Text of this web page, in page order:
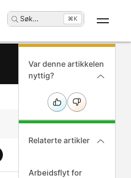
Søk... ⌘K
Var denne artikkelen
nyttig?
Relaterte artikler
Arbeidsflyt for